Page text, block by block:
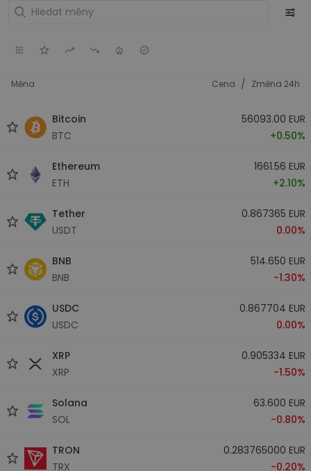
Měna Cena / Změna 24h
Bitcoin
BTC
56093.00 EUR
+0.50%
Ethereum
ETH
1661.56 EUR
+2.10%
Tether
USDT
0.867365 EUR
0.00%
BNB
BNB
514.650 EUR
-1.30%
USDC
USDC
0.867704 EUR
0.00%
XRP
XRP
0.905334 EUR
-1.50%
Solana
SOL
63.600 EUR
-0.80%
TRON
TRX
0.283765000 EUR
-0.20%